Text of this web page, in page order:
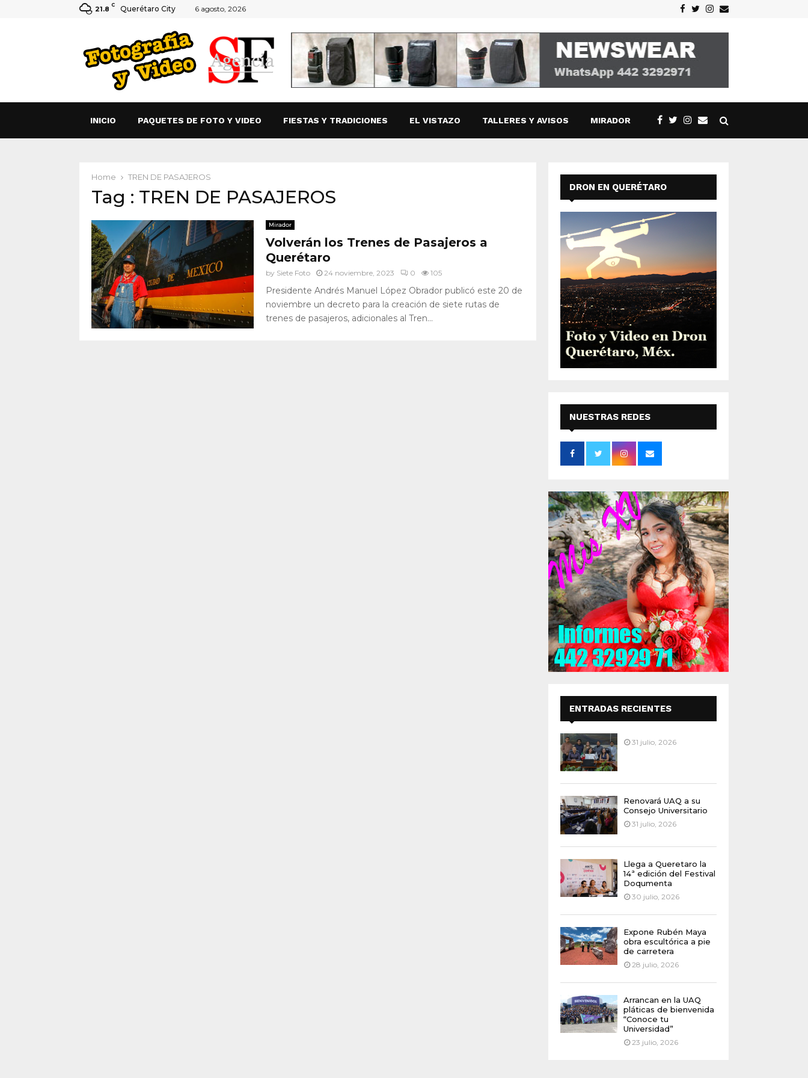
21.8 C Querétaro City 6 agosto, 2026 Facebook
TwitterInstagram
Email
INICIO PAQUETES DE FOTO Y VIDEO FIESTAS Y TRADICIONES EL VISTAZO TALLERES Y AVISOS MIRADOR
Home TREN DE PASAJEROS
Tag : TREN DE PASAJEROS
Mirador
Volverán los Trenes de Pasajeros a
Querétaro
by Siete Foto 24 noviembre, 2023 0 105
Presidente Andrés Manuel López Obrador publicó este 20 de
noviembre un decreto para la creación de siete rutas de
trenes de pasajeros, adicionales al Tren...
DRON EN QUERÉTARO
NUESTRAS REDES
SOCIALES
ENTRADAS RECIENTES
31 julio, 2026
Renovará UAQ a su
Consejo Universitario
31 julio, 2026
Llega a Queretaro la
14ª edición del Festival
Doqumenta
30 julio, 2026
Expone Rubén Maya
obra escultórica a pie
de carretera
28 julio, 2026
Arrancan en la UAQ
pláticas de bienvenida
“Conoce tu
Universidad”
23 julio, 2026